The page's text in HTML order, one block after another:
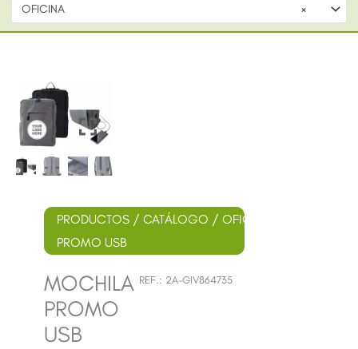
×
OFICINA
PRODUCTOS / CATÁLOGO / OFICINA
PROMO USB
REF.: 2A-GIV864735
MOCHILA
PROMO
USB